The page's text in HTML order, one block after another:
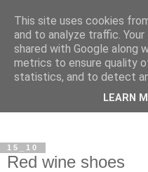
15_10
Red wine shoes
This site uses cookies
and to analyze traffic.
shared with Google along
metrics to ensure quality
statistics, and to detect
LEARN